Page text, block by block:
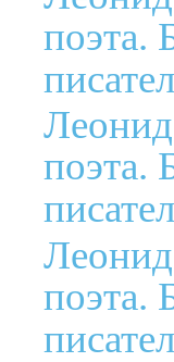
поэта.
поэта.
поэта.